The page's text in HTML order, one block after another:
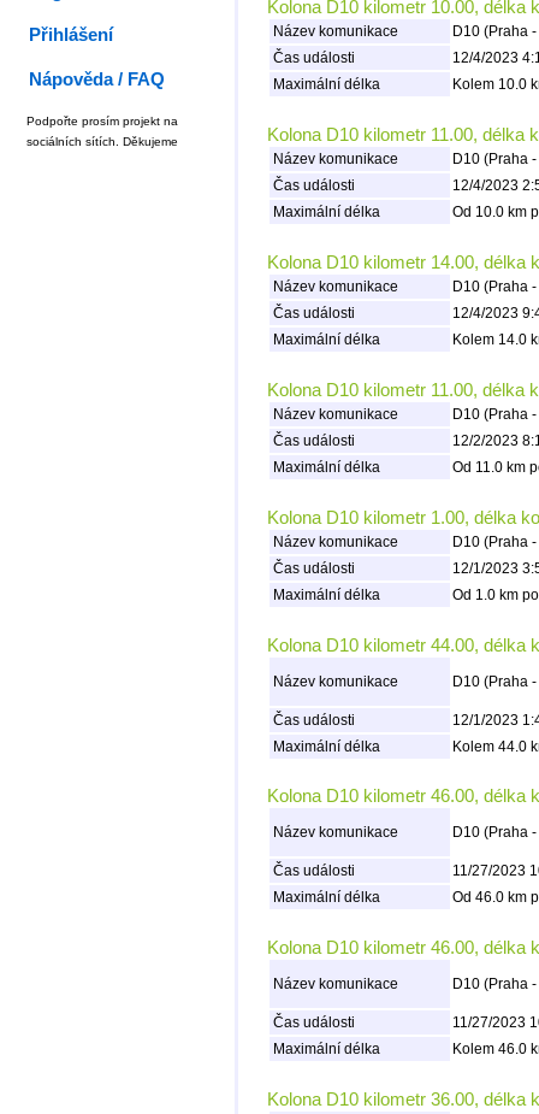
Kolona D10 kilometr 10.00, délka
Název komunikace
D10 (Praha
Čas události
12/4/2023
Maximální délka
Kolem 10.0
Kolona D10 kilometr 11.00, délka
Název komunikace
D10 (Praha
Čas události
12/4/2023
Maximální délka
Od 10.0 km
Kolona D10 kilometr 14.00, délka
Název komunikace
D10 (Praha
Čas události
12/4/2023
Maximální délka
Kolem 14.0
Kolona D10 kilometr 11.00, délka
Název komunikace
D10 (Praha
Čas události
12/2/2023
Maximální délka
Od 11.0 km
Kolona D10 kilometr 1.00, délka
Název komunikace
D10 (Praha
Čas události
12/1/2023
Maximální délka
Od 1.0 km
Kolona D10 kilometr 44.00, délka
Název komunikace D10 (Praha
Čas události
12/1/2023
Maximální délka
Kolem 44.0
Kolona D10 kilometr 46.00, délka
Název komunikace D10 (Praha
Čas události
11/27/2023
Maximální délka
Od 46.0 km
Kolona D10 kilometr 46.00, délka
Název komunikace D10 (Praha
Čas události
11/27/2023
Maximální délka
Kolem 46.0
Kolona D10 kilometr 36.00, délka
Přihlášení
Nápověda / FAQ
Podpořte prosím projekt na
sociálních sítích. Děkujeme